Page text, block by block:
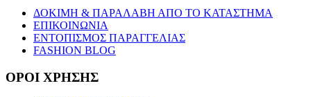
ΔΟΚΙΜΗ & ΠΑΡΑΛΑΒΗ ΑΠΟ ΤΟ ΚΑΤΑΣΤΗΜΑ
ΕΠΙΚΟΙΝΩΝΙΑ
ΕΝΤΟΠΙΣΜΟΣ ΠΑΡΑΓΓΕΛΙΑΣ
FASHION BLOG
ΟΡΟΙ ΧΡΗΣΗΣ